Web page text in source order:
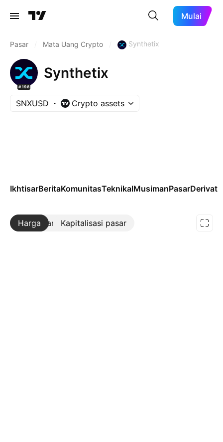
Mulai
Pasar Mata Uang Crypto Synthetix
#198
Synthetix
SNXUSD Crypto assets
IkhtisarBeritaKomunitasTeknikalMusimanPasarDerivatif
Harga Kapitalisasi pasar
Lebih lanjut